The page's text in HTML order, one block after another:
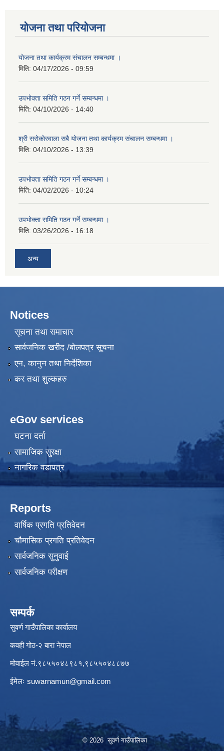
योजना तथा परियोजना
योजना तथा कार्यक्रम संचालन सम्बन्धमा ।
मिति: 04/17/2026 - 09:59
उपभोक्ता समिति गठन गर्ने सम्बन्धमा ।
मिति: 04/10/2026 - 14:40
श्री सरोकाेरवाला सबै योजना तथा कार्यक्रम संचालन सम्बन्धमा ।
मिति: 04/10/2026 - 13:39
उपभोक्ता समिति गठन गर्ने सम्बन्धमा ।
मिति: 04/02/2026 - 10:24
उपभोक्ता समिति गठन गर्ने सम्बन्धमा ।
मिति: 03/26/2026 - 16:18
अन्य
Notices
सूचना तथा समाचार
सार्वजनिक खरीद /बोलपत्र सूचना
एन, कानुन तथा निर्देशिका
कर तथा शुल्कहरु
eGov services
घटना दर्ता
सामाजिक सुरक्षा
नागरिक वडापत्र
Reports
वार्षिक प्रगति प्रतिवेदन
चौमासिक प्रगति प्रतिवेदन
सार्वजनिक सुनुवाई
सार्वजनिक परीक्षण
सम्पर्क
सुवर्ण गाउँपालिका कार्यालय
कवही गोठ-२ बारा नेपाल
मोवाईल नं.९८५५०४८९८१,९८५५०४८८७७
ईमेलः suwarnamun@gmail.com
© 2026 सुवर्ण गाउँपालिका